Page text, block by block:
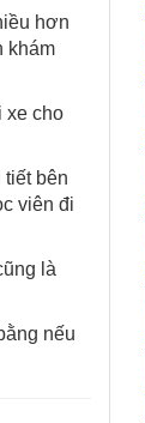
hơn
khám
xe cho
tiết bên
viên đi
là
nếu